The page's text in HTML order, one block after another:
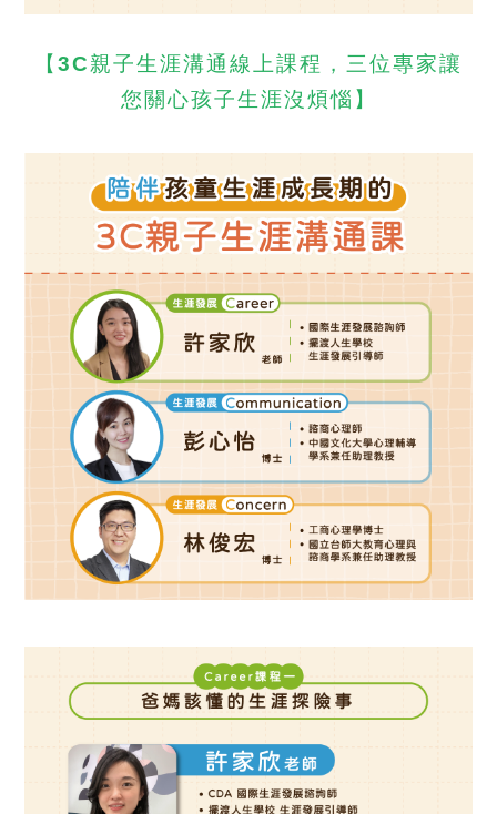
【3C親子生涯溝通線上課程，三位專家讓
您關心孩子生涯沒煩惱】